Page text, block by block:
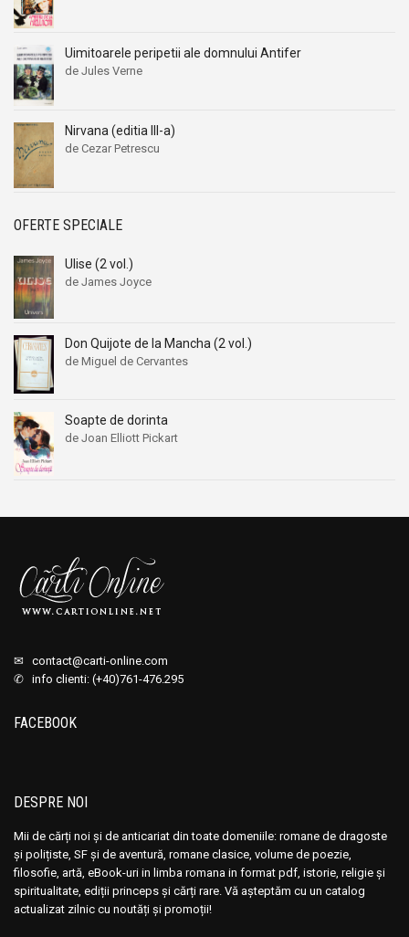
Uimitoarele peripetii ale domnului Antifer
de Jules Verne
Nirvana (editia III-a)
de Cezar Petrescu
OFERTE SPECIALE
Ulise (2 vol.)
de James Joyce
Don Quijote de la Mancha (2 vol.)
de Miguel de Cervantes
Soapte de dorinta
de Joan Elliott Pickart
✉ contact@carti-online.com
✆ info clienti: (+40)761-476.295
FACEBOOK
DESPRE NOI
Mii de cărți noi și de anticariat din toate domeniile: romane de dragoste
și polițiste, SF și de aventură, romane clasice, volume de poezie,
filosofie, artă, eBook-uri in limba romana in format pdf, istorie, religie și
spiritualitate, ediții princeps și cărți rare. Vă așteptăm cu un catalog
actualizat zilnic cu noutăți și promoții!